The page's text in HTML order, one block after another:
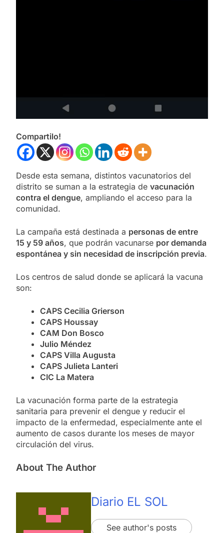
Compartilo!
Desde esta semana, distintos vacunatorios del
distrito se suman a la estrategia de vacunación
contra el dengue, ampliando el acceso para la
comunidad.
La campaña está destinada a personas de entre
15 y 59 años, que podrán vacunarse por demanda
espontánea y sin necesidad de inscripción previa.
Los centros de salud donde se aplicará la vacuna
son:
CAPS Cecilia Grierson
CAPS Houssay
CAM Don Bosco
Julio Méndez
CAPS Villa Augusta
CAPS Julieta Lanteri
CIC La Matera
La vacunación forma parte de la estrategia
sanitaria para prevenir el dengue y reducir el
impacto de la enfermedad, especialmente ante el
aumento de casos durante los meses de mayor
circulación del virus.
About The Author
Diario EL SOL
See author's posts